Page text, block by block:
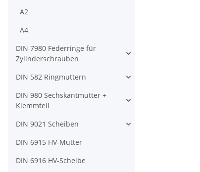
A2
A4
DIN 7980 Federringe für
Zylinderschrauben
DIN 582 Ringmuttern
DIN 980 Sechskantmutter +
Klemmteil
DIN 9021 Scheiben
DIN 6915 HV-Mutter
DIN 6916 HV-Scheibe